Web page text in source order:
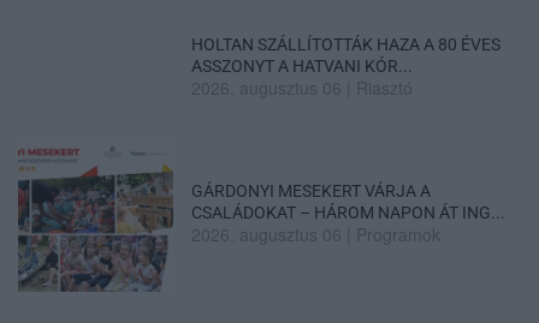
HOLTAN SZÁLLÍTOTTÁK HAZA A 80 ÉVES
ASSZONYT A HATVANI KÓR...
2026. augusztus 06 Riasztó
GÁRDONYI MESEKERT VÁRJA A
CSALÁDOKAT – HÁROM NAPON ÁT ING...
2026. augusztus 06 Programok